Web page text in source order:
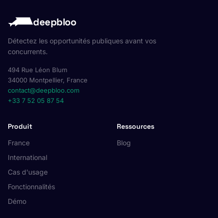
deepbloo
Détectez les opportunités publiques avant vos
concurrents.
494 Rue Léon Blum
34000 Montpellier, France
contact@deepbloo.com
+33 7 52 05 87 54
Produit
France
International
Cas d'usage
Fonctionnalités
Démo
Ressources
Blog